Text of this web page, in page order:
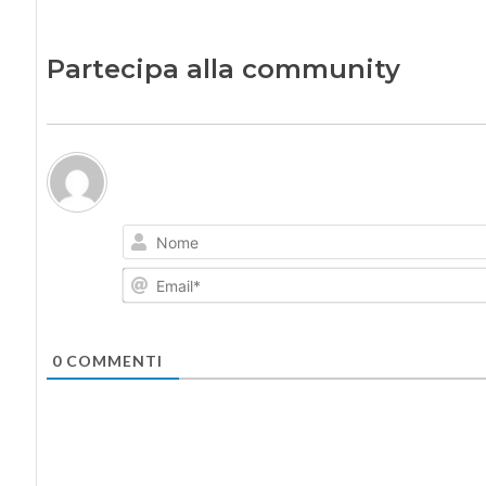
Partecipa alla community
0COMMENTI